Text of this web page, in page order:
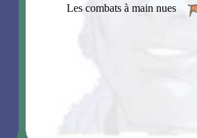
Les combats à main nues